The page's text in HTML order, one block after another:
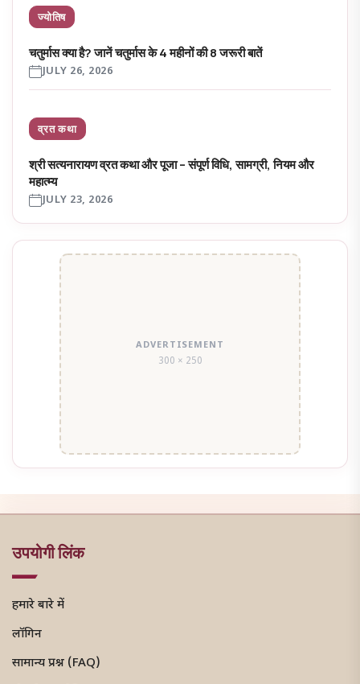
ज्योतिष
चतुर्मास क्या है? जानें चतुर्मास के 4 महीनों की 8 जरूरी बातें
JULY 26, 2026
व्रत कथा
श्री सत्यनारायण व्रत कथा और पूजा – संपूर्ण विधि, सामग्री, नियम और
महात्म्य
JULY 23, 2026
ADVERTISEMENT
300 × 250
उपयोगी लिंक
हमारे बारे में
लॉगिन
सामान्य प्रश्न (FAQ)